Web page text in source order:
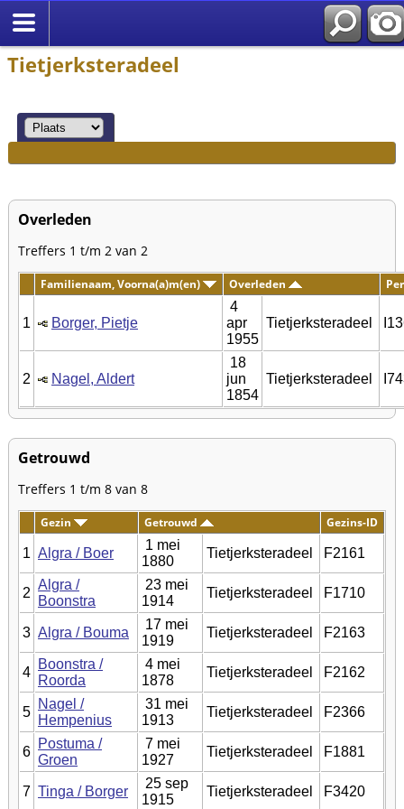
Tietjerksteradeel
Overleden
Treffers 1 t/m 2 van 2
Familienaam, Voorna(a)m(en) Overleden
1 Borger, Pietje
4
apr
1955
Tietjerksteradeel
2 Nagel, Aldert
18
jun
1854
Tietjerksteradeel
Getrouwd
Treffers 1 t/m 8 van 8
Gezin Getrouwd
Gezins-ID
1 Algra / Boer
1 mei
1880
Tietjerksteradeel F2161
2
Algra /
Boonstra
23 mei
1914
Tietjerksteradeel F1710
3 Algra / Bouma
17 mei
1919
Tietjerksteradeel F2163
4
Boonstra /
Roorda
4 mei
1878
Tietjerksteradeel F2162
5
Nagel /
Hempenius
31 mei
1913
Tietjerksteradeel F2366
6
Postuma /
Groen
7 mei
1927
Tietjerksteradeel F1881
7 Tinga / Borger
25 sep
1915
Tietjerksteradeel F3420